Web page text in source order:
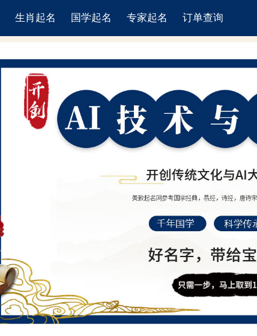
生肖起名 国学起名 专家起名 订单查询